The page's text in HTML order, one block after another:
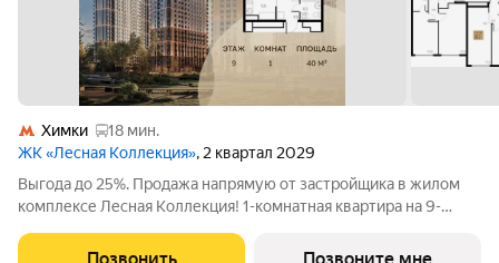
Химки
18 мин.
ЖК «Лесная Коллекция», 2 квартал 2029
Выгода до 25%. Продажа напрямую от застройщика в жилом
комплексе Лесная Коллекция! 1-комнатная квартира на 9-
жилой комплекс для тех, кто хочет жить в комфортной